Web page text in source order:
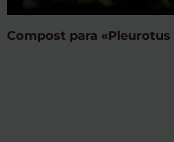
Compost para